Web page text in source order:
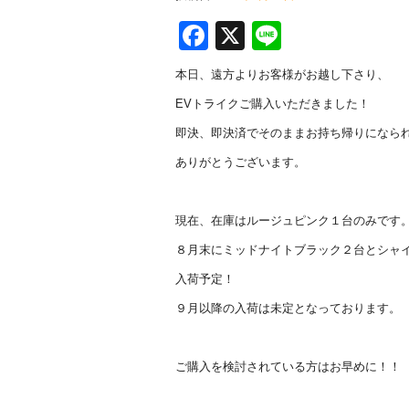
F
a
c
e
b
o
k
X
n
e
本日、遠方よりお客様がお越し下さり、
EVトライクご購入いただきました！
即決、即決済でそのままお持ち帰りになら
ありがとうございます。
現在、在庫はルージュピンク１台のみです。
８月末にミッドナイトブラック２台とシャ
入荷予定！
９月以降の入荷は未定となっております。
ご購入を検討されている方はお早めに！！